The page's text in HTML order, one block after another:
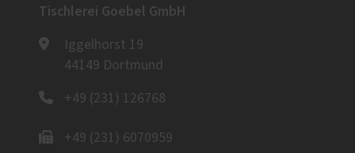
Tischlerei Goebel GmbH
Iggelhorst 19
44149 Dortmund
+49 (231) 126768
+49 (231) 6070959